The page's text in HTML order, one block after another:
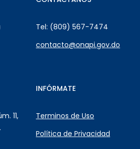
Tel: (809) 567-7474
contacto@onapi.gov.do
11,
INFÓRMATE
Terminos de Uso
Política de Privacidad